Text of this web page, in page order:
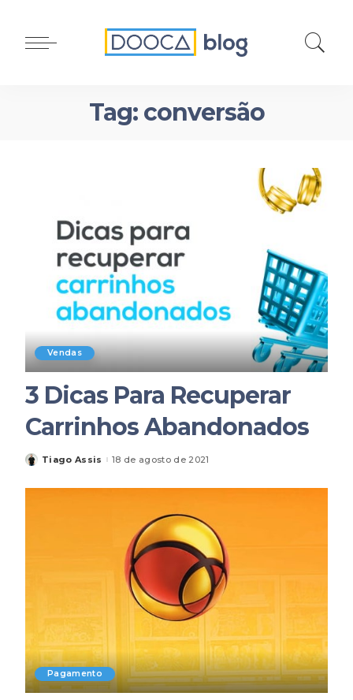
Tag: conversão
Vendas
3 Dicas Para Recuperar
Carrinhos Abandonados
PostedTiago Assis 18 de agosto de 2021
Pagamento